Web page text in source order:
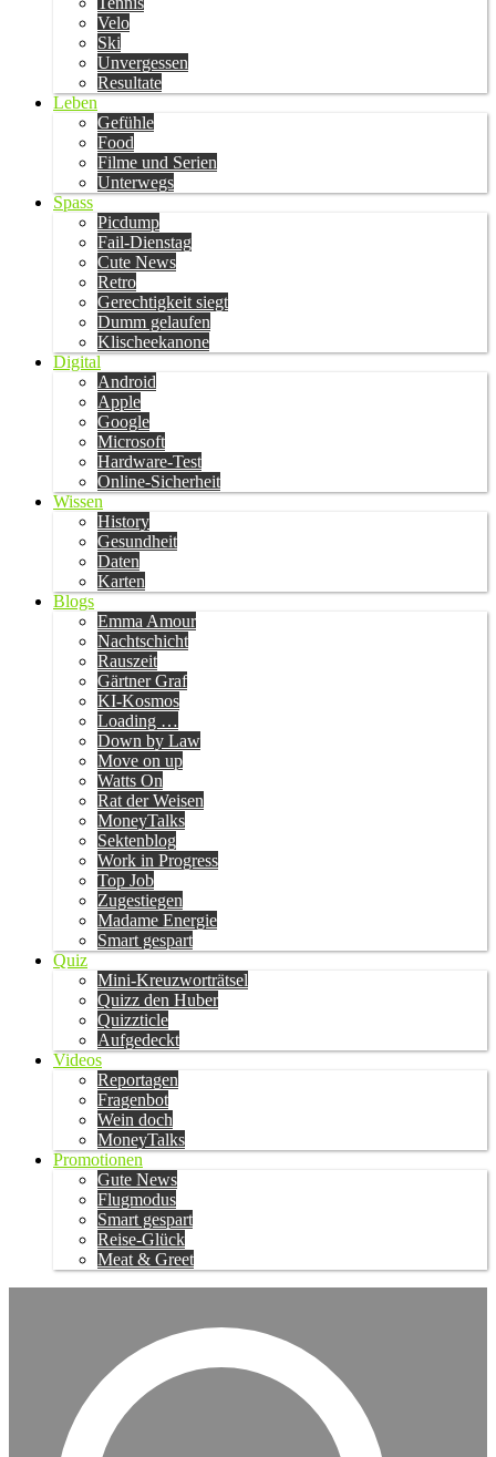
Velo
Ski
Unvergessen
Resultate
Leben
Gefühle
Food
Filme und Serien
Unterwegs
Spass
Picdump
Fail-Dienstag
Cute News
Retro
Gerechtigkeit siegt
Dumm gelaufen
Klischeekanone
Digital
Android
Apple
Google
Microsoft
Hardware-Test
Online-Sicherheit
Wissen
History
Gesundheit
Daten
Karten
Blogs
Emma Amour
Nachtschicht
Rauszeit
Gärtner Graf
KI-Kosmos
Loading …
Down by Law
Move on up
Watts On
Rat der Weisen
MoneyTalks
Sektenblog
Work in Progress
Top Job
Zugestiegen
Madame Energie
Smart gespart
Quiz
Mini-Kreuzworträtsel
Quizz den Huber
Quizzticle
Aufgedeckt
Videos
Reportagen
Fragenbot
Wein doch
MoneyTalks
Promotionen
Gute News
Flugmodus
Smart gespart
Reise-Glück
Meat & Greet